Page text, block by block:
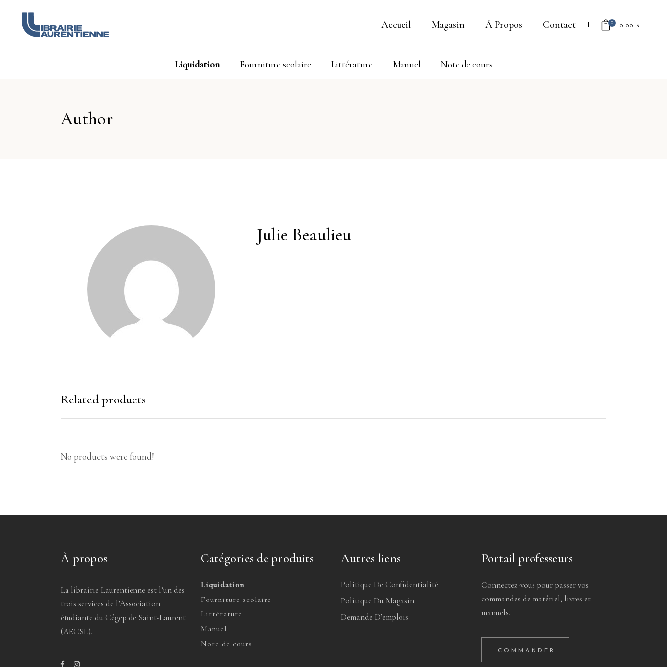
Accueil Magasin À Propos Contact 0 0.00 $
Liquidation Fourniture scolaire Littérature Manuel Note de cours
Author
Julie Beaulieu
Related products
No products were found!
À propos
La librairie Laurentienne est l’un des
trois services de l’Association
étudiante du Cégep de Saint-Laurent
(AECSL).
Catégories de produits
Liquidation
Fourniture scolaire
Littérature
Manuel
Note de cours
Autres liens
Politique De Confidentialité
Politique Du Magasin
Demande D’emplois
Portail professeurs
Connectez-vous pour passer vos
commandes de matériel, livres et
manuels.
COMMANDER